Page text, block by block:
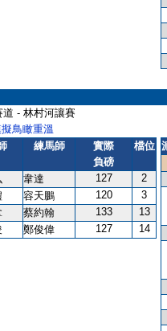
- 林村河讓賽
鳥瞰重溫
練馬師
實際
負磅
檔位
韋達 127
2
容天鵬 120
3
蔡約翰 133
13
鄭俊偉 127 14